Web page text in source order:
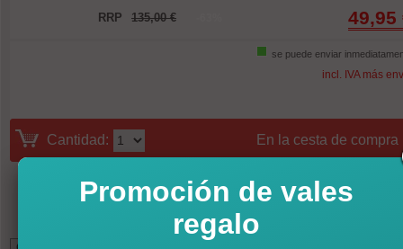
RRP 135,00 € 49,95
se puede enviar
incl. IVA más
Cantidad: En la cesta de compra
Promoción de vales
regalo